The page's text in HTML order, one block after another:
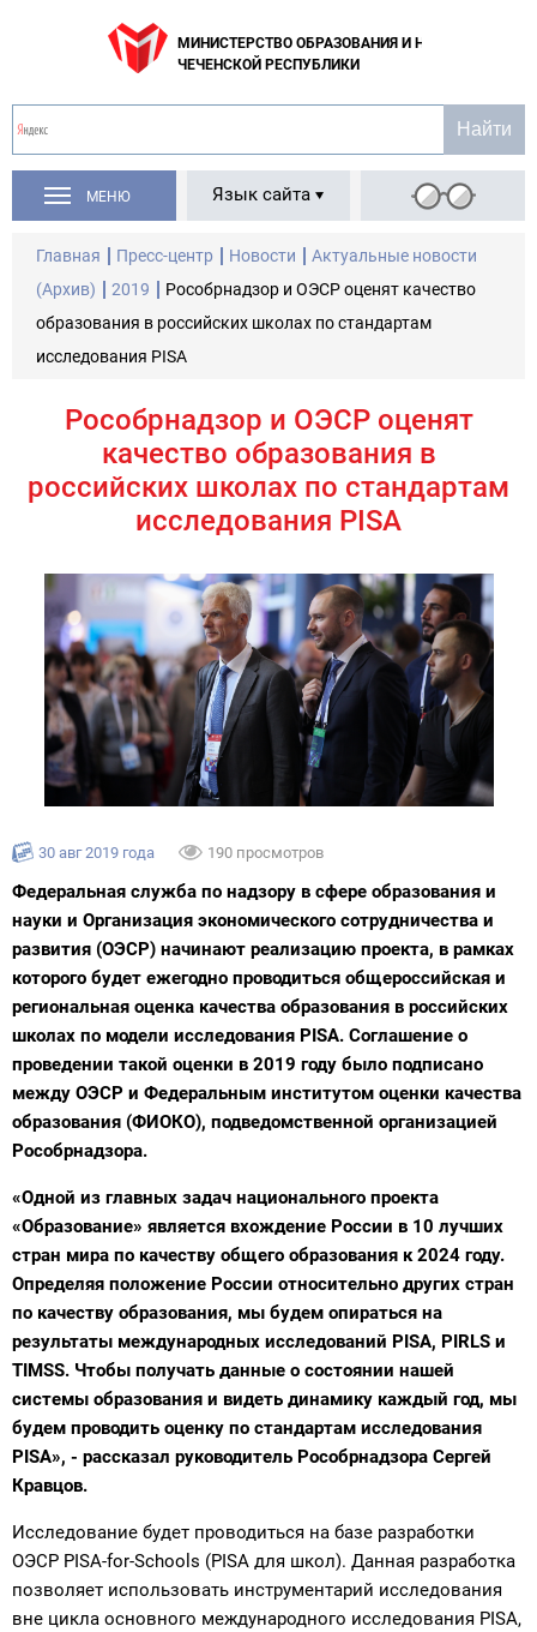
МИНИСТЕРСТВО ОБРАЗОВАНИЯ И НАУКИ
ЧЕЧЕНСКОЙ РЕСПУБЛИКИ
МЕНЮ Язык сайта
Главная Пресс-центр Новости
Актуальные новости
(Архив)
2019
Рособрнадзор и ОЭСР оценят качество
образования в российских школах по стандартам
исследования PISA
Рособрнадзор и ОЭСР оценят
качество образования в
российских школах по стандартам
исследования PISA
30 авг 2019 года 190 просмотров
Федеральная служба по надзору в сфере образования и
науки и Организация экономического сотрудничества и
развития (ОЭСР) начинают реализацию проекта, в рамках
которого будет ежегодно проводиться общероссийская и
региональная оценка качества образования в российских
школах по модели исследования PISA. Соглашение о
проведении такой оценки в 2019 году было подписано
между ОЭСР и Федеральным институтом оценки качества
образования (ФИОКО), подведомственной организацией
Рособрнадзора.
«Одной из главных задач национального проекта
«Образование» является вхождение России в 10 лучших
стран мира по качеству общего образования к 2024 году.
Определяя положение России относительно других стран
по качеству образования, мы будем опираться на
результаты международных исследований PISA, PIRLS и
TIMSS. Чтобы получать данные о состоянии нашей
системы образования и видеть динамику каждый год, мы
будем проводить оценку по стандартам исследования
PISA», - рассказал руководитель Рособрнадзора Сергей
Кравцов.
Исследование будет проводиться на базе разработки
ОЭСР PISA-for-Schools (PISA для школ). Данная разработка
позволяет использовать инструментарий исследования
вне цикла основного международного исследования PISA,